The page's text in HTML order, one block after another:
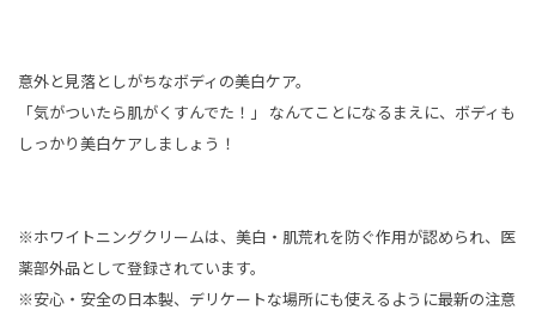
意外と見落としがちなボディの美白ケア。
「気がついたら肌がくすんでた！」 なんてことになるまえに、ボディも
しっかり美白ケアしましょう！
※ホワイトニングクリームは、美白・肌荒れを防ぐ作用が認められ、医
薬部外品として登録されています。
※安心・安全の日本製、デリケートな場所にも使えるように最新の注意